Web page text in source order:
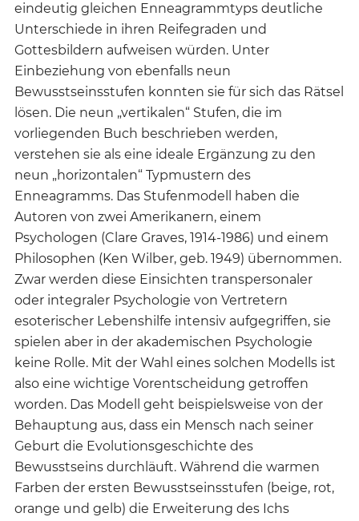
eindeutig gleichen Enneagrammtyps deutliche
Unterschiede in ihren Reifegraden und
Gottesbildern aufweisen würden. Unter
Einbeziehung von ebenfalls neun
Bewusstseinsstufen konnten sie für sich das Rätsel
lösen. Die neun „vertikalen“ Stufen, die im
vorliegenden Buch beschrieben werden,
verstehen sie als eine ideale Ergänzung zu den
neun „horizontalen“ Typmustern des
Enneagramms. Das Stufenmodell haben die
Autoren von zwei Amerikanern, einem
Psychologen (Clare Graves, 1914-1986) und einem
Philosophen (Ken Wilber, geb. 1949) übernommen.
Zwar werden diese Einsichten transpersonaler
oder integraler Psychologie von Vertretern
esoterischer Lebenshilfe intensiv aufgegriffen, sie
spielen aber in der akademischen Psychologie
keine Rolle. Mit der Wahl eines solchen Modells ist
also eine wichtige Vorentscheidung getroffen
worden. Das Modell geht beispielsweise von der
Behauptung aus, dass ein Mensch nach seiner
Geburt die Evolutionsgeschichte des
Bewusstseins durchläuft. Während die warmen
Farben der ersten Bewusstseinsstufen (beige, rot,
orange und gelb) die Erweiterung des Ichs